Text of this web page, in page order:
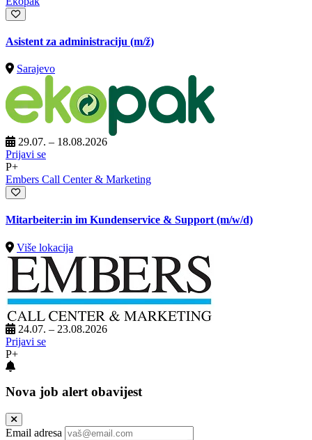
Asistent za administraciju (m/ž)
Sarajevo
29.07. – 18.08.2026
Prijavi se
P+
Embers Call Center & Marketing
Mitarbeiter:in im Kundenservice & Support (m/w/d)
Više lokacija
24.07. – 23.08.2026
Prijavi se
P+
Nova job alert obavijest
Email adresa